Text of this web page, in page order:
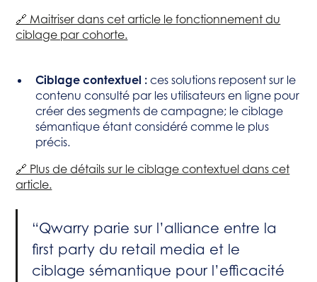
🔗 Maitriser dans cet article le fonctionnement du
ciblage par cohorte.
Ciblage contextuel : ces solutions reposent sur le
contenu consulté par les utilisateurs en ligne pour
créer des segments de campagne; le ciblage
sémantique étant considéré comme le plus
précis.
🔗 Plus de détails sur le ciblage contextuel dans cet
article.
“Qwarry parie sur l’alliance entre la
first party du retail media et le
ciblage sémantique pour l’efficacité